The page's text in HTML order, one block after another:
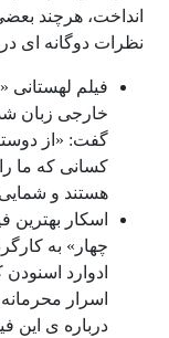
انداخت، هرچند
نظرات دوگانه ای
فیلم لهستانی
خارجی زبان
گفت: «از
کسانی که ما
هستند و
اسکار بهترین
چهار» به
ادوارد
اسرار
درباره ی این